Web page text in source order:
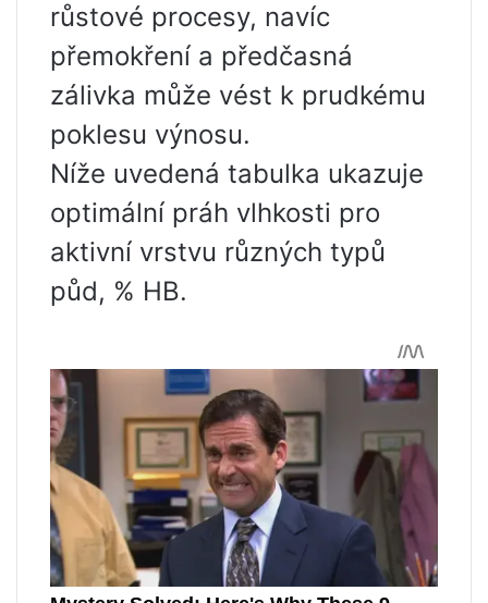
růstové procesy, navíc
přemokření a předčasná
zálivka může vést k prudkému
poklesu výnosu.
Níže uvedená tabulka ukazuje
optimální práh vlhkosti pro
aktivní vrstvu různých typů
půd, % HB.